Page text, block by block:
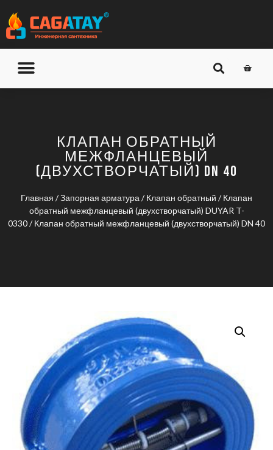
КЛАПАН ОБРАТНЫЙ
МЕЖФЛАНЦЕВЫЙ
(ДВУХСТВОРЧАТЫЙ) DN 40
Главная /Запорная арматура /Клапан обратный /Клапан
обратный межфланцевый (двухстворчатый) DUYAR T-
0330/ Клапан обратный межфланцевый (двухстворчатый) DN 40